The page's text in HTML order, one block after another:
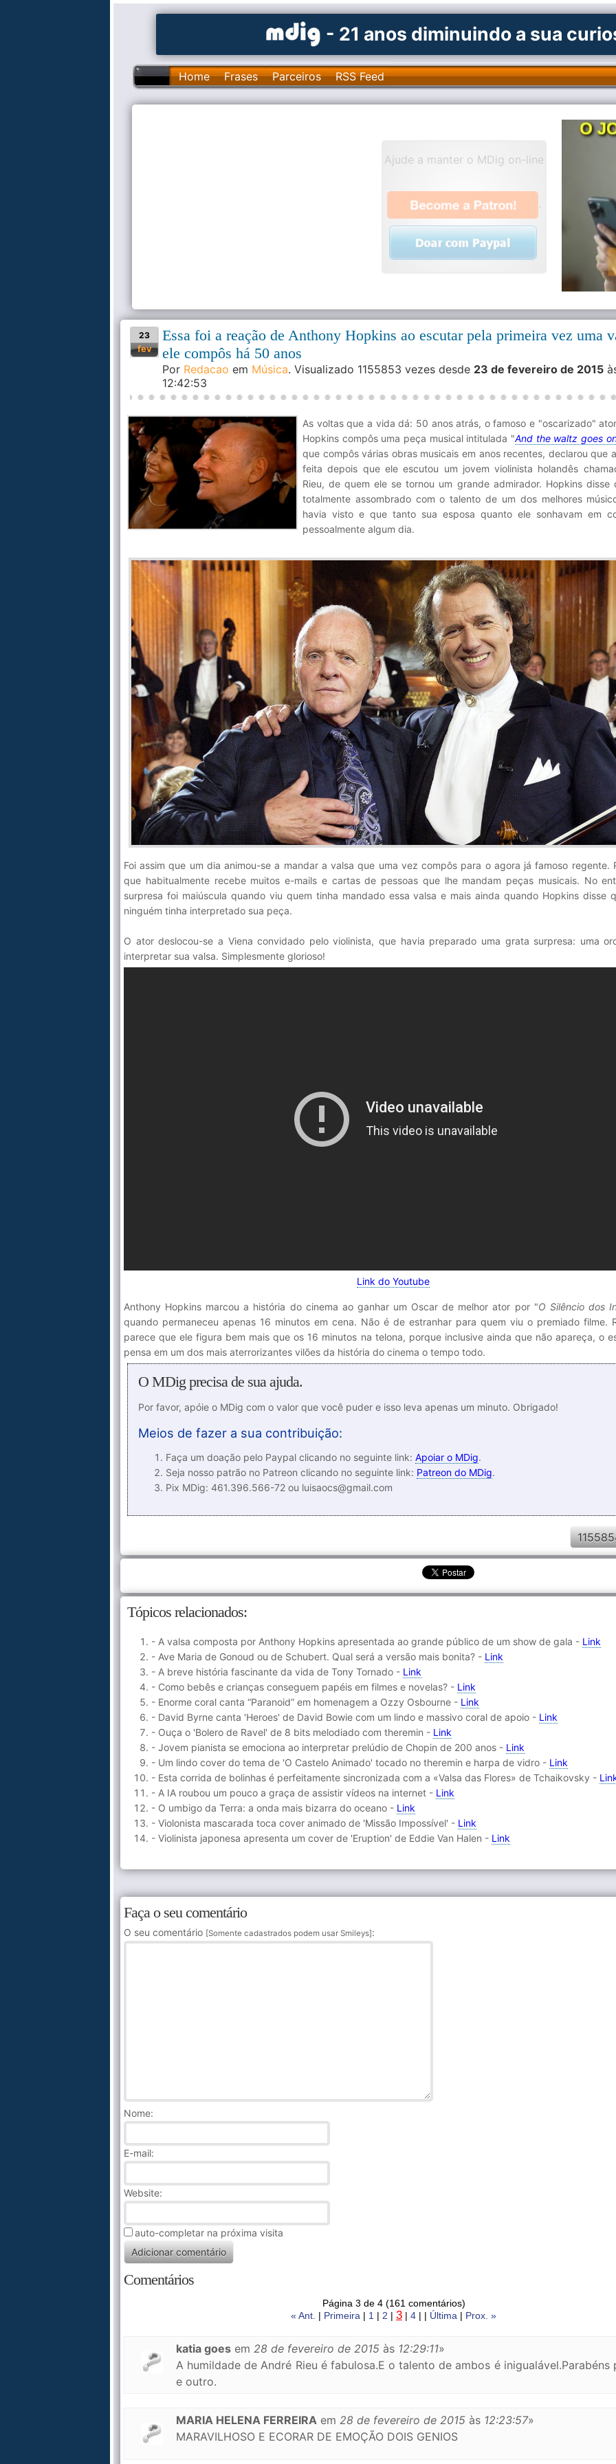
- 21 anos diminuindo a sua
Home Frases Parceiros RSS Feed
Ajude a manter o MDig on-line
.
23
fev
Essa foi a reação de Anthony Hopkins ao escutar pela primeira vez uma
ele compôs há 50 anos
Por Redacao em Música. Visualizado 1155853 vezes desde 23 de fevereiro de 2015
12:42:53
As voltas que a vida dá: 50 anos atrás, o famoso e "oscarizado"
Hopkins compôs uma peça musical intitulada "And the waltz goes
que compôs várias obras musicais em anos recentes, declarou que
feita depois que ele escutou um jovem violinista holandês
Rieu, de quem ele se tornou um grande admirador. Hopkins disse
totalmente assombrado com o talento de um dos melhores
havia visto e que tanto sua esposa quanto ele sonhavam em
pessoalmente algum dia.
Foi assim que um dia animou-se a mandar a valsa que uma vez compôs para o agora já famoso regente.
que habitualmente recebe muitos e-mails e cartas de pessoas que lhe mandam peças musicais. No
surpresa foi maiúscula quando viu quem tinha mandado essa valsa e mais ainda quando Hopkins disse
ninguém tinha interpretado sua peça.
O ator deslocou-se a Viena convidado pelo violinista, que havia preparado uma grata surpresa: uma
interpretar sua valsa. Simplesmente glorioso!
Link do Youtube
Anthony Hopkins marcou a história do cinema ao ganhar um Oscar de melhor ator por "O Silêncio dos
quando permaneceu apenas 16 minutos em cena. Não é de estranhar para quem viu o premiado filme.
parece que ele figura bem mais que os 16 minutos na telona, porque inclusive ainda que não apareça, o
pensa em um dos mais aterrorizantes vilões da história do cinema o tempo todo.
O MDig precisa de sua ajuda.
Por favor, apóie o MDig com o valor que você puder e isso leva apenas um minuto. Obrigado!
Meios de fazer a sua contribuição:
Faça um doação pelo Paypal clicando no seguinte link: Apoiar o MDig.
Seja nosso patrão no Patreon clicando no seguinte link: Patreon do MDig.
Pix MDig: 461.396.566-72 ou luisaocs@gmail.com
Tópicos relacionados:
- A valsa composta por Anthony Hopkins apresentada ao grande público de um show de gala - Link
- Ave Maria de Gonoud ou de Schubert. Qual será a versão mais bonita? - Link
- A breve história fascinante da vida de Tony Tornado - Link
- Como bebês e crianças conseguem papéis em filmes e novelas? - Link
- Enorme coral canta “Paranoid” em homenagem a Ozzy Osbourne - Link
- David Byrne canta 'Heroes' de David Bowie com um lindo e massivo coral de apoio - Link
- Ouça o 'Bolero de Ravel' de 8 bits melodiado com theremin - Link
- Jovem pianista se emociona ao interpretar prelúdio de Chopin de 200 anos - Link
- Um lindo cover do tema de 'O Castelo Animado' tocado no theremin e harpa de vidro - Link
- Esta corrida de bolinhas é perfeitamente sincronizada com a «Valsa das Flores» de Tchaikovsky -
- A IA roubou um pouco a graça de assistir vídeos na internet - Link
- O umbigo da Terra: a onda mais bizarra do oceano - Link
- Violonista mascarada toca cover animado de 'Missão Impossível' - Link
- Violinista japonesa apresenta um cover de 'Eruption' de Eddie Van Halen - Link
Faça o seu comentário
O seu comentário [Somente cadastrados podem usar Smileys] :
Nome:
E-mail:
Website:
auto-completar na próxima visita
Comentários
Página 3 de 4 (161 comentários)
« Ant. | Primeira | 1 | 2 | 3 | 4 | | Última | Prox. »
katia goes em 28 de fevereiro de 2015 às 12:29:11»
A humildade de André Rieu é fabulosa.E o talento de ambos é inigualável.Parabéns
e outro.
MARIA HELENA FERREIRA em 28 de fevereiro de 2015 às 12:23:57»
MARAVILHOSO E ECORAR DE EMOÇÃO DOIS GENIOS